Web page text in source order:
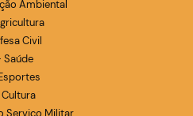
Ambiental
Civil
Saúde
Serviço Militar